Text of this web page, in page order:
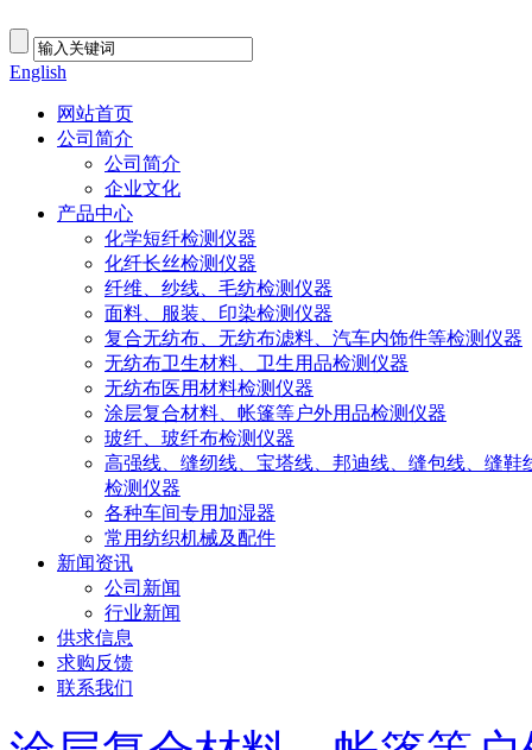
English
网站首页
公司简介
公司简介
企业文化
产品中心
化学短纤检测仪器
化纤长丝检测仪器
纤维、纱线、毛纺检测仪器
面料、服装、印染检测仪器
复合无纺布、无纺布滤料、汽车内饰件等检测仪器
无纺布卫生材料、卫生用品检测仪器
无纺布医用材料检测仪器
涂层复合材料、帐篷等户外用品检测仪器
玻纤、玻纤布检测仪器
高强线、缝纫线、宝塔线、邦迪线、缝包线、缝鞋
检测仪器
各种车间专用加湿器
常用纺织机械及配件
新闻资讯
公司新闻
行业新闻
供求信息
求购反馈
联系我们